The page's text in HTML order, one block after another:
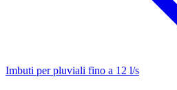
Imbuti per pluviali fino a 12 l/s